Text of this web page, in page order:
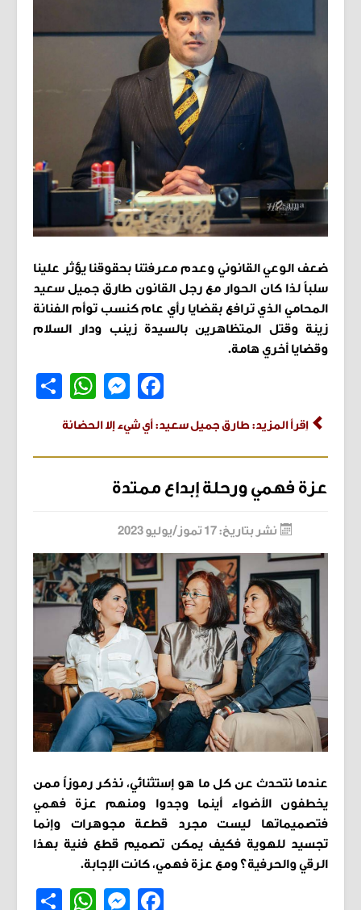
ضعف الوعي القانوني وعدم معرفتنا بحقوقنا يؤثر علينا
سلباً لذا كان الحوار مع رجل القانون طارق جميل سعيد
المحامي الذي ترافع بقضايا رأي عام كنسب توأم الفنانة
زينة وقتل المتظاهرين بالسيدة زينب ودار السلام
وقضايا أخري هامة.
Facebook
Messenger
WhatsApp
اِقرأ المزيد: طارق جميل سعيد: أي شيء إلا الحضانة
عزة فهمي ورحلة إبداع ممتدة
نشر بتاريخ: 17 تموز/يوليو 2023
عندما نتحدث عن كل ما هو إستثنائي، نذكر رموزاً ممن
يخطفون الأضواء أينما وجدوا ومنهم عزة فهمي
فتصميماتها ليست مجرد قطعة مجوهرات وإنما
تجسيد للهوية فكيف يمكن تصميم قطع فنية بهذا
الرقي والحرفية؟ ومع عزة فهمي، كانت الإجابة.
Facebook
Messenger
WhatsApp